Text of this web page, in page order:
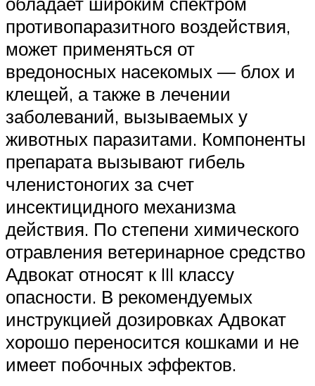
противопаразитного воздействия,
может применяться от
вредоносных насекомых — блох и
клещей, а также в лечении
заболеваний, вызываемых у
животных паразитами. Компоненты
препарата вызывают гибель
членистоногих за счет
инсектицидного механизма
действия. По степени химического
отравления ветеринарное средство
Адвокат относят к III классу
опасности. В рекомендуемых
инструкцией дозировках Адвокат
хорошо переносится кошками и не
имеет побочных эффектов.